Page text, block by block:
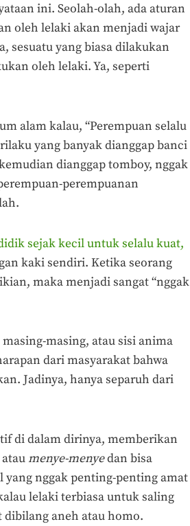
ini. Seolah-olah, ada aturan
oleh lelaki akan menjadi wajar
sesuatu yang biasa dilakukan
oleh lelaki. Ya, seperti
alam kalau, “Perempuan selalu
yang banyak dianggap banci
dianggap tomboy, nggak
perempuanan
sejak kecil untuk selalu kuat,
kaki sendiri. Ketika seorang
maka menjadi sangat “nggak
masing, atau sisi anima
dari masyarakat bahwa
Jadinya, hanya separuh dari
di dalam dirinya, memberikan
menye-menyedan bisa
nggak penting-penting amat
lelaki terbiasa untuk saling
aneh atau homo.